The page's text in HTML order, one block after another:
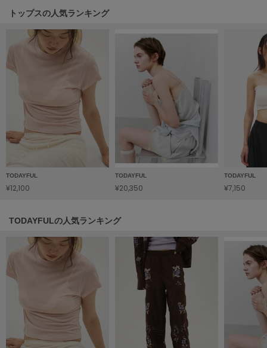
ホカ オネオネ
LAATO
ルコックスポルティフ
レスポートサック
LILY BROWN
リリーブラウン
LILY BROWN Lingerie
リリーブラウンランジェリー
LITTLE UNION TOKYO
リトルユニオン トウキョウ
トップスの人気ランキング
TODAYFUL
¥12,100
TODAYFUL
¥20,350
TODAYFUL
¥7,150
TODAYFULの人気ランキング